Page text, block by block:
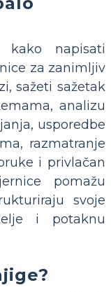
kako napisati
za zanimljiv
sažeti sažetak
analizu
usporedbe
razmatranje
i privlačan
pomažu
svoje
i potaknu